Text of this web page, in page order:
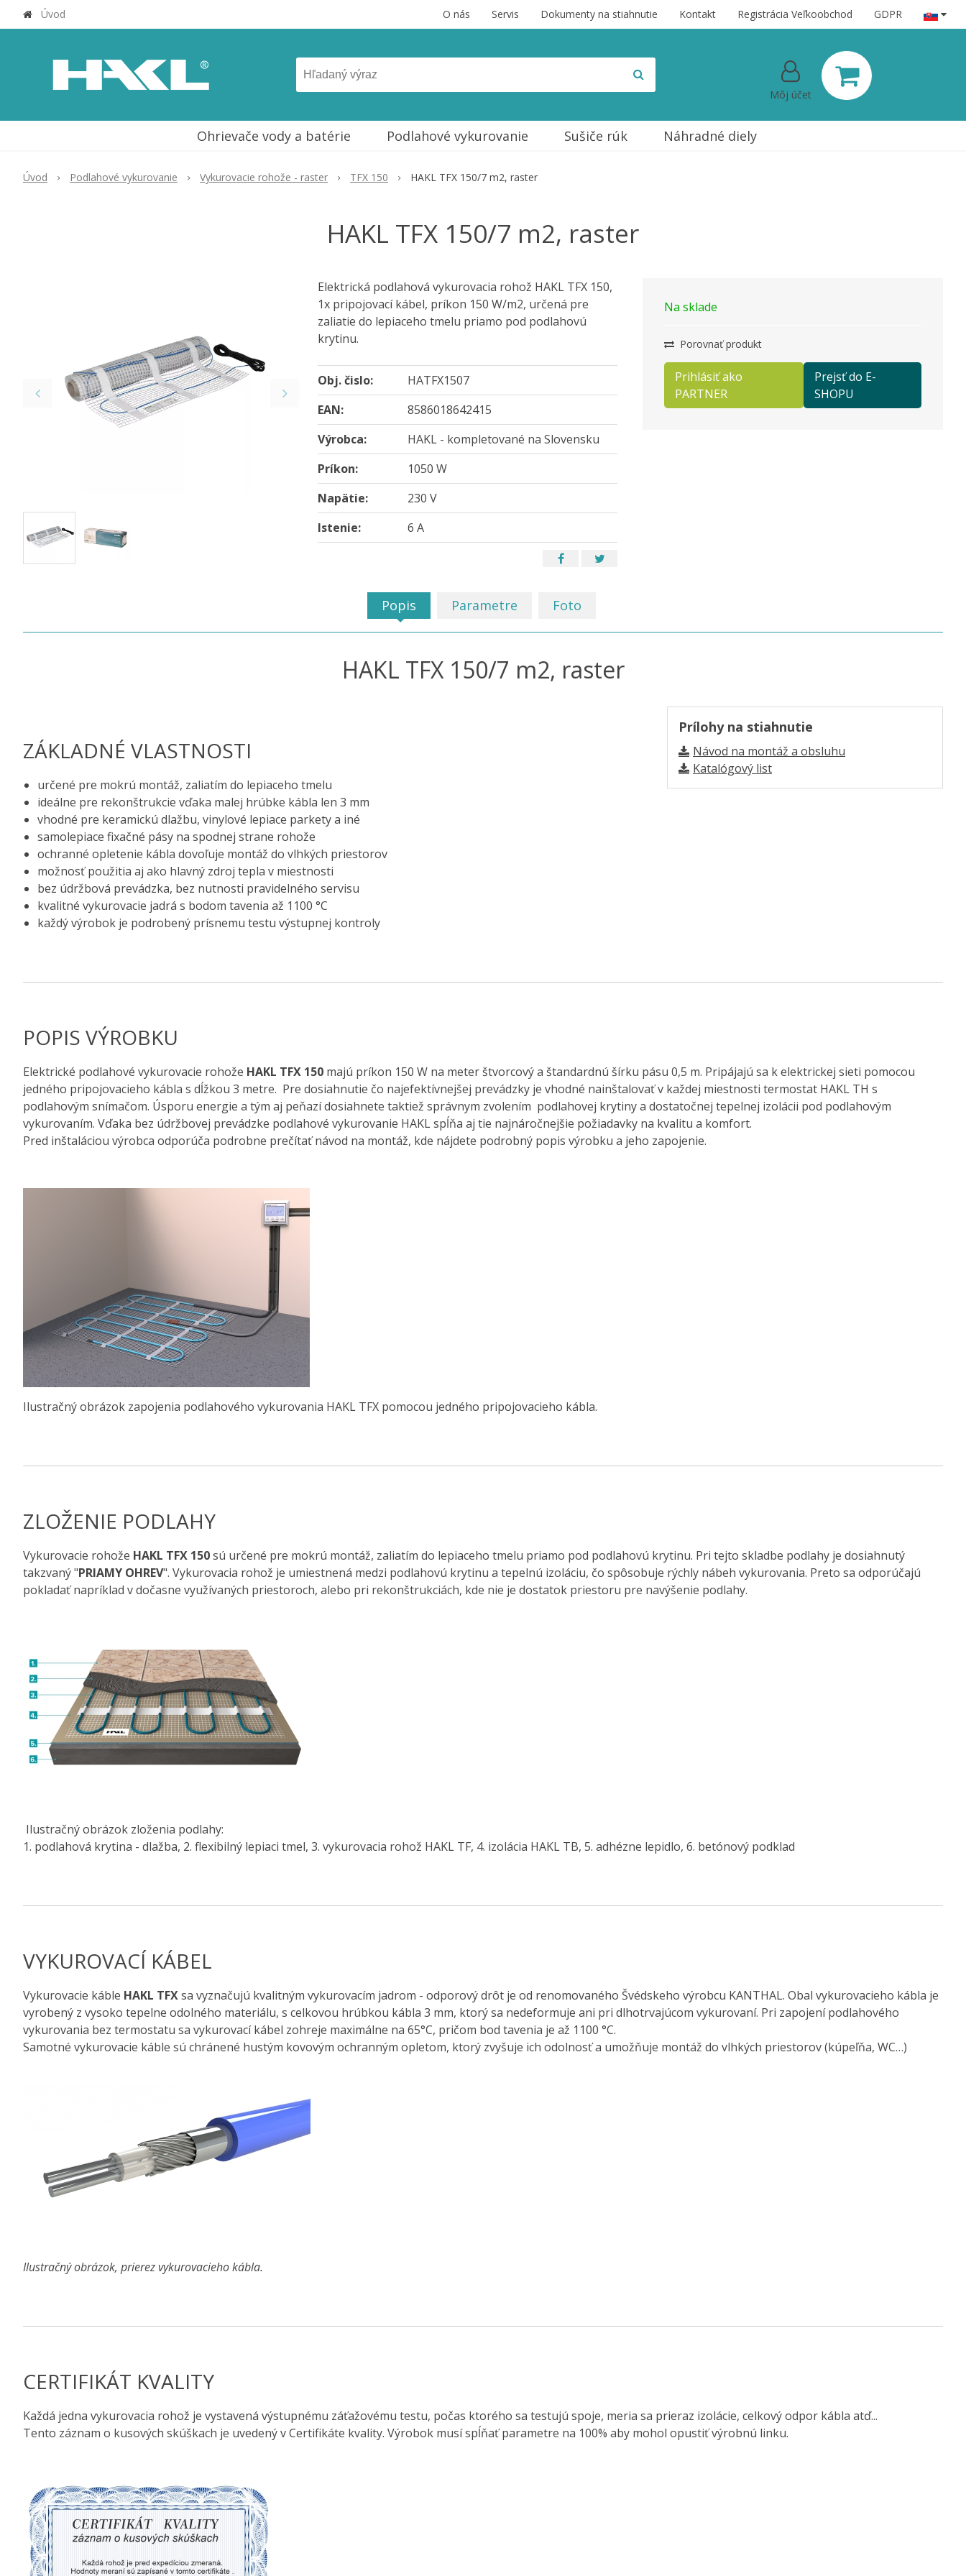
Úvod O nás Servis Dokumenty na stiahnutie Kontakt Registrácia Veľkoobchod GDPR
Môj účet
Ohrievače vody a batérie Podlahové vykurovanie Sušiče rúk Náhradné diely
Úvod Podlahové vykurovanie Vykurovacie rohože - raster TFX 150 HAKL TFX 150/7 m2, raster
HAKL TFX 150/7 m2, raster
Na sklade
Porovnať produkt
Prihlásiť ako
PARTNER
Prejsť do E-
SHOPU
Elektrická podlahová vykurovacia rohož HAKL TFX 150,
1x pripojovací kábel, príkon 150 W/m2, určená pre
zaliatie do lepiaceho tmelu priamo pod podlahovú
krytinu.
Obj. čislo:
HATFX1507
EAN:
8586018642415
Výrobca:
HAKL - kompletované na Slovensku
Príkon:
1050 W
Napätie:
230 V
Istenie:
6 A
Popis Parametre Foto
HAKL TFX 150/7 m2, raster
Prílohy na stiahnutie
Návod na montáž a obsluhu
Katalógový list
ZÁKLADNÉ VLASTNOSTI
určené pre mokrú montáž, zaliatím do lepiaceho tmelu
ideálne pre rekonštrukcie vďaka malej hrúbke kábla len 3 mm
vhodné pre keramickú dlažbu, vinylové lepiace parkety a iné
samolepiace fixačné pásy na spodnej strane rohože
ochranné opletenie kábla dovoľuje montáž do vlhkých priestorov
možnosť použitia aj ako hlavný zdroj tepla v miestnosti
bez údržbová prevádzka, bez nutnosti pravidelného servisu
kvalitné vykurovacie jadrá s bodom tavenia až 1100 °C
každý výrobok je podrobený prísnemu testu výstupnej kontroly
POPIS VÝROBKU
Elektrické podlahové vykurovacie rohože HAKL TFX 150 majú príkon 150 W na meter štvorcový a štandardnú šírku pásu 0,5 m. Pripájajú sa k elektrickej sieti pomocou
jedného pripojovacieho kábla s dĺžkou 3 metre. Pre dosiahnutie čo najefektívnejšej prevádzky je vhodné nainštalovať v každej miestnosti termostat HAKL TH s
podlahovým snímačom. Úsporu energie a tým aj peňazí dosiahnete taktiež správnym zvolením podlahovej krytiny a dostatočnej tepelnej izolácii pod podlahovým
vykurovaním. Vďaka bez údržbovej prevádzke podlahové vykurovanie HAKL spĺňa aj tie najnáročnejšie požiadavky na kvalitu a komfort.
Pred inštaláciou výrobca odporúča podrobne prečítať návod na montáž, kde nájdete podrobný popis výrobku a jeho zapojenie.
Ilustračný obrázok zapojenia podlahového vykurovania HAKL TFX pomocou jedného pripojovacieho kábla.
ZLOŽENIE PODLAHY
Vykurovacie rohože HAKL TFX 150sú určené pre mokrú montáž, zaliatím do lepiaceho tmelu priamo pod podlahovú krytinu. Pri tejto skladbe podlahy je dosiahnutý
takzvaný "PRIAMY OHREV". Vykurovacia rohož je umiestnená medzi podlahovú krytinu a tepelnú izoláciu, čo spôsobuje rýchly nábeh vykurovania. Preto sa odporúčajú
pokladať napríklad v dočasne využívaných priestoroch, alebo pri rekonštrukciách, kde nie je dostatok priestoru pre navýšenie podlahy.
Ilustračný obrázok zloženia podlahy:
1. podlahová krytina - dlažba, 2. flexibilný lepiaci tmel, 3. vykurovacia rohož HAKL TF, 4. izolácia HAKL TB, 5. adhézne lepidlo, 6. betónový podklad
VYKUROVACÍ KÁBEL
Vykurovacie káble HAKL TFXsa vyznačujú kvalitným vykurovacím jadrom - odporový drôt je od renomovaného Švédskeho výrobcu KANTHAL. Obal vykurovacieho kábla je
vyrobený z vysoko tepelne odolného materiálu, s celkovou hrúbkou kábla 3 mm, ktorý sa nedeformuje ani pri dlhotrvajúcom vykurovaní. Pri zapojení podlahového
vykurovania bez termostatu sa vykurovací kábel zohreje maximálne na 65°C, pričom bod tavenia je až 1100 °C.
Samotné vykurovacie káble sú chránené hustým kovovým ochranným opletom, ktorý zvyšuje ich odolnosť a umožňuje montáž do vlhkých priestorov (kúpeľňa, WC…)
Ilustračný obrázok, prierez vykurovacieho kábla.
CERTIFIKÁT KVALITY
Každá jedna vykurovacia rohož je vystavená výstupnému záťažovému testu, počas ktorého sa testujú spoje, meria sa prieraz izolácie, celkový odpor kábla atď...
Tento záznam o kusových skúškach je uvedený v Certifikáte kvality. Výrobok musí spĺňať parametre na 100% aby mohol opustiť výrobnú linku.